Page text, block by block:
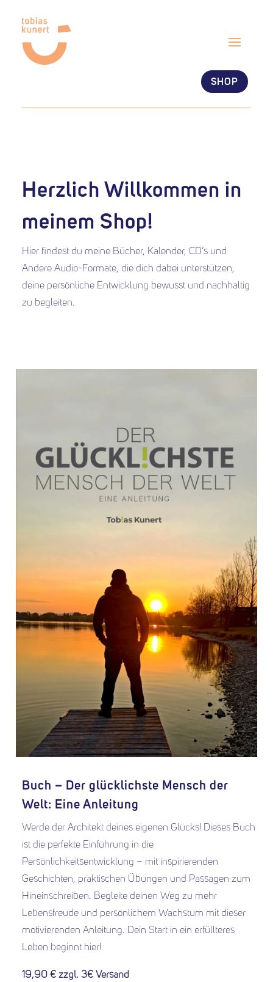
SHOP
Herzlich Willkommen in
meinem Shop!
Hier findest du meine Bücher, Kalender, CD’s und
Andere Audio-Formate, die dich dabei unterstützen,
deine persönliche Entwicklung bewusst und nachhaltig
zu begleiten.
Buch – Der glücklichste Mensch der
Welt: Eine Anleitung
Werde der Architekt deines eigenen Glücks! Dieses Buch
ist die perfekte Einführung in die
Persönlichkeitsentwicklung – mit inspirierenden
Geschichten, praktischen Übungen und Passagen zum
Hineinschreiben. Begleite deinen Weg zu mehr
Lebensfreude und persönlichem Wachstum mit dieser
motivierenden Anleitung. Dein Start in ein erfüllteres
Leben beginnt hier!
19,90 € zzgl. 3€ Versand